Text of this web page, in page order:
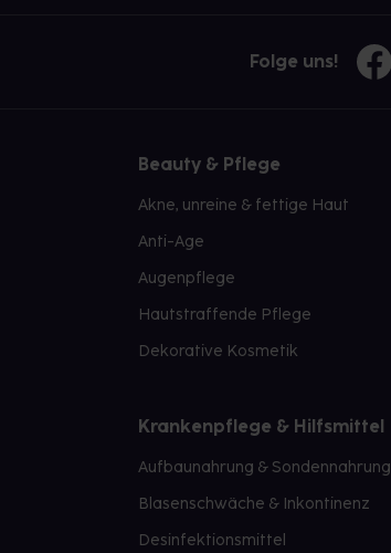
Folge uns!
Beauty & Pflege
Akne, unreine & fettige Haut
Anti-Age
Augenpflege
Hautstraffende Pflege
Dekorative Kosmetik
Krankenpflege & Hilfsmittel
Aufbaunahrung & Sondennahrung
Blasenschwäche & Inkontinenz
Desinfektionsmittel